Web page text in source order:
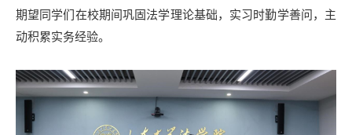
期望同学们在校期间巩固法学理论基础，实习时勤学善问，主
动积累实务经验。